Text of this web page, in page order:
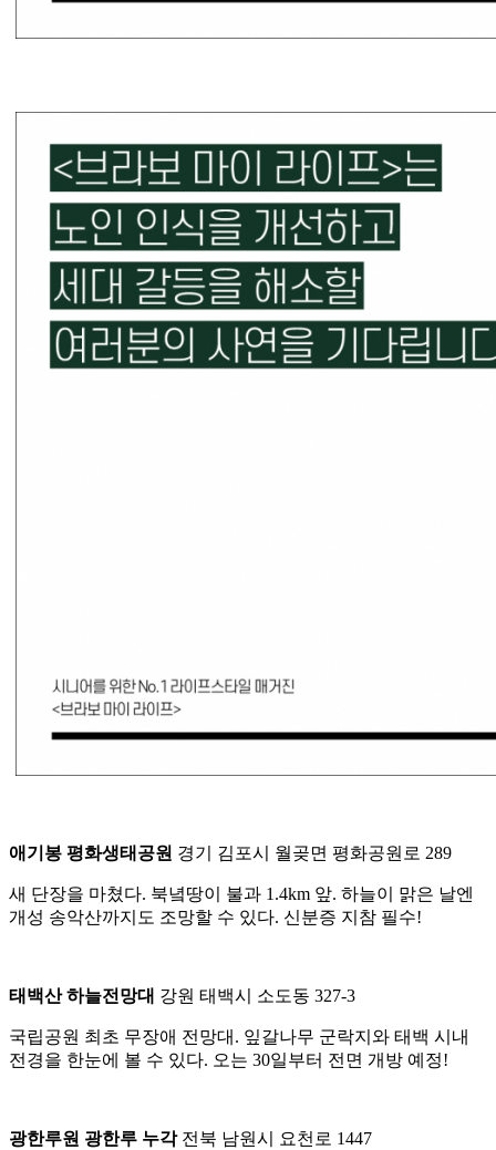
애기봉 평화생태공원 경기 김포시 월곶면 평화공원로 289
새 단장을 마쳤다. 북녘땅이 불과 1.4km 앞. 하늘이 맑은 날엔
개성 송악산까지도 조망할 수 있다. 신분증 지참 필수!
태백산 하늘전망대 강원 태백시 소도동 327-3
국립공원 최초 무장애 전망대. 잎갈나무 군락지와 태백 시내
전경을 한눈에 볼 수 있다. 오는 30일부터 전면 개방 예정!
광한루원 광한루 누각전북 남원시 요천로 1447